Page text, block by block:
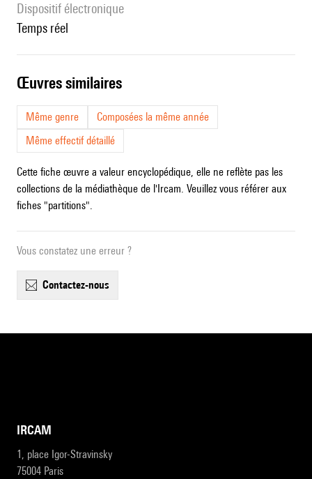
Dispositif électronique
temps réel
œuvres similaires
Même genre
Composées la même année
Même effectif détaillé
Cette fiche œuvre a valeur encyclopédique, elle ne reflète pas les
collections de la médiathèque de l'Ircam. Veuillez vous référer aux
fiches "partitions".
Vous constatez une erreur ?
contactez-nous
IRCAM
1, place Igor-Stravinsky
75004 Paris